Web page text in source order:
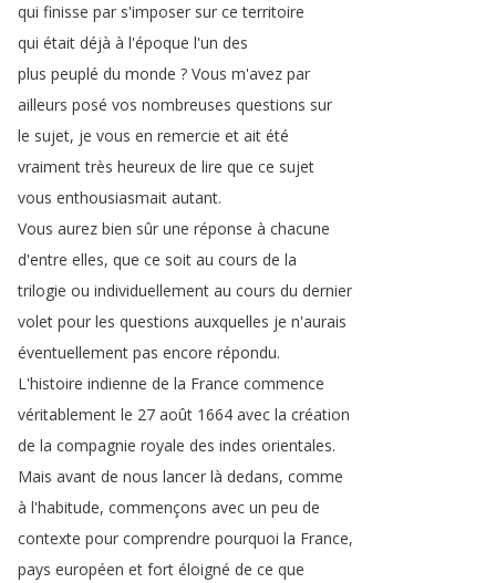
qui finisse par s'imposer sur ce territoire
qui était déjà à l'époque l'un des
plus peuplé du monde ? Vous m'avez par
ailleurs posé vos nombreuses questions sur
le sujet, je vous en remercie et ait été
vraiment très heureux de lire que ce sujet
vous enthousiasmait autant.
Vous aurez bien sûr une réponse à chacune
d'entre elles, que ce soit au cours de la
trilogie ou individuellement au cours du dernier
volet pour les questions auxquelles je n'aurais
éventuellement pas encore répondu.
L'histoire indienne de la France commence
véritablement le 27 août 1664 avec la création
de la compagnie royale des indes orientales.
Mais avant de nous lancer là dedans, comme
à l'habitude, commençons avec un peu de
contexte pour comprendre pourquoi la France,
pays européen et fort éloigné de ce que